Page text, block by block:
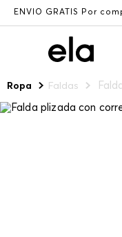
ENVÍO GRATIS Por
Ropa Faldas